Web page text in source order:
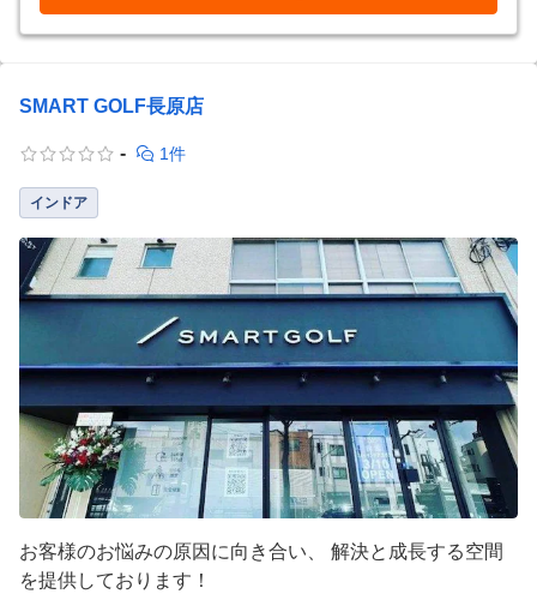
SMART GOLF長原店
- 1件
インドア
お客様のお悩みの原因に向き合い、 解決と成長する空間
を提供しております！